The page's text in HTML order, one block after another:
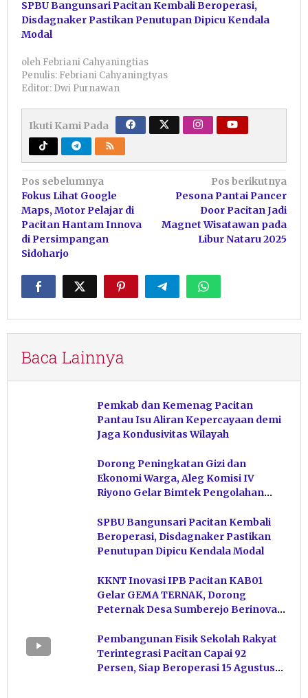
SPBU Bangunsari Pacitan Kembali Beroperasi,
Disdagnaker Pastikan Penutupan Dipicu Kendala
Modal
oleh Febriani Cahyaningtias
Penulis: Febriani Cahyaningtyas
Editor: Dwi Purnawan
Ikuti Kami Pada
Navigasi
pos
Pos sebelumnya
Fokus Lihat Google
Maps, Motor Pelajar di
Pacitan Hantam Innova
di Persimpangan
Sidoharjo
Pos berikutnya
Pesona Pantai Pancer
Door Pacitan Jadi
Magnet Wisatawan pada
Libur Nataru 2025
Baca Lainnya
Pemkab dan Kemenag Pacitan
Pantau Isu Aliran Kepercayaan demi
Jaga Kondusivitas Wilayah
Dorong Peningkatan Gizi dan
Ekonomi Warga, Aleg Komisi IV
Riyono Gelar Bimtek Pengolahan
SPBU Bangunsari Pacitan Kembali
Beroperasi, Disdagnaker Pastikan
Penutupan Dipicu Kendala Modal
KKNT Inovasi IPB Pacitan KAB01
Gelar GEMA TERNAK, Dorong
Peternak Desa Sumberejo Berinovasi
Pembangunan Fisik Sekolah Rakyat
Terintegrasi Pacitan Capai 92
Persen, Siap Beroperasi 15 Agustus